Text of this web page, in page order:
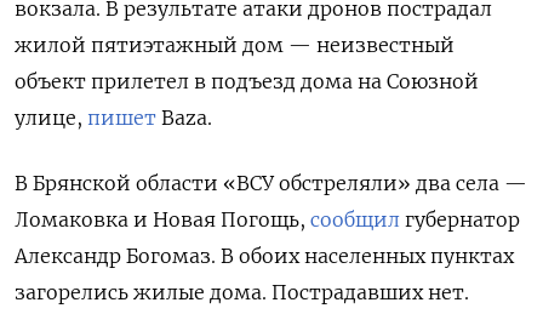
вокзала. В результате атаки дронов пострадал
жилой пятиэтажный дом — неизвестный
объект прилетел в подъезд дома на Союзной
улице, пишет Baza.
В Брянской области «ВСУ обстреляли» два села —
Ломаковка и Новая Погощь, сообщил губернатор
Александр Богомаз. В обоих населенных пунктах
загорелись жилые дома. Пострадавших нет.